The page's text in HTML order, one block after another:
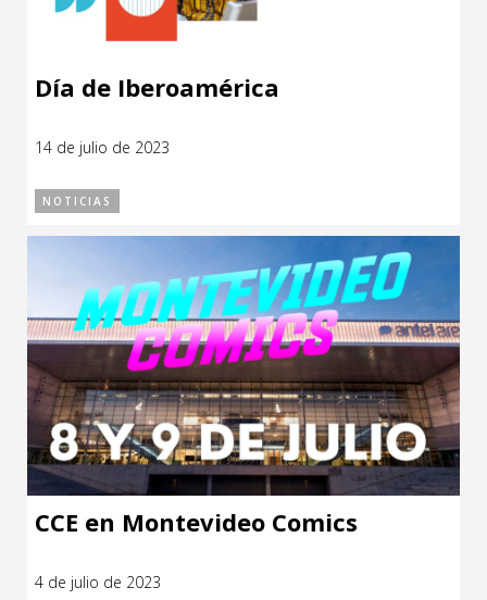
Día de Iberoamérica
14 de julio de 2023
NOTICIAS
CCE en Montevideo Comics
4 de julio de 2023